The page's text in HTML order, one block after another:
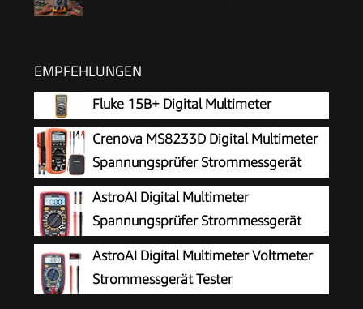
EMPFEHLUNGEN
Fluke 15B+ Digital Multimeter
Crenova MS8233D Digital Multimeter
Spannungsprüfer Strommessgerät
Voltmeter Messgerät Tester NCV mit
6000-Count-LCD-Anzeige Hintergrundlicht
AstroAI Digital Multimeter
Spannungsprüfer Strommessgerät
Tester
AstroAI Digital Multimeter Voltmeter
Strommessgerät Tester